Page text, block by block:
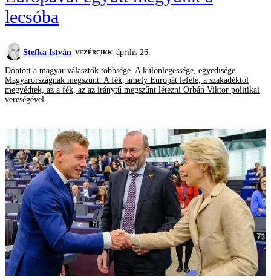
lecsóba
Stefka István VEZÉRCIKK
április 26.
Döntött a magyar választók többsége. A különlegessége, egyedisége
Magyarországnak megszűnt. A fék, amely Európát lefelé, a szakadéktól
megvédtek, az a fék, az az iránytű megszűnt létezni Orbán Viktor politikai
vereségével.